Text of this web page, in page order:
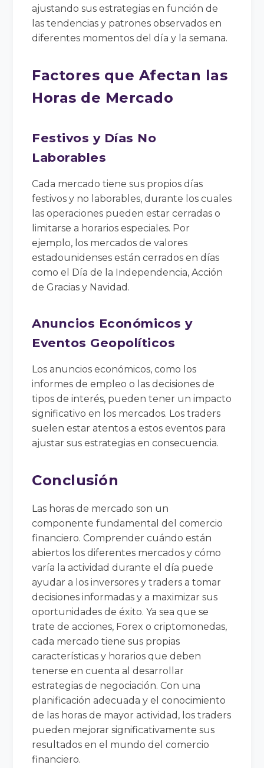
ajustando sus estrategias en función de
las tendencias y patrones observados en
diferentes momentos del día y la semana.
Factores que Afectan las
Horas de Mercado
Festivos y Días No
Laborables
Cada mercado tiene sus propios días
festivos y no laborables, durante los cuales
las operaciones pueden estar cerradas o
limitarse a horarios especiales. Por
ejemplo, los mercados de valores
estadounidenses están cerrados en días
como el Día de la Independencia, Acción
de Gracias y Navidad.
Anuncios Económicos y
Eventos Geopolíticos
Los anuncios económicos, como los
informes de empleo o las decisiones de
tipos de interés, pueden tener un impacto
significativo en los mercados. Los traders
suelen estar atentos a estos eventos para
ajustar sus estrategias en consecuencia.
Conclusión
Las horas de mercado son un
componente fundamental del comercio
financiero. Comprender cuándo están
abiertos los diferentes mercados y cómo
varía la actividad durante el día puede
ayudar a los inversores y traders a tomar
decisiones informadas y a maximizar sus
oportunidades de éxito. Ya sea que se
trate de acciones, Forex o criptomonedas,
cada mercado tiene sus propias
características y horarios que deben
tenerse en cuenta al desarrollar
estrategias de negociación. Con una
planificación adecuada y el conocimiento
de las horas de mayor actividad, los traders
pueden mejorar significativamente sus
resultados en el mundo del comercio
financiero.